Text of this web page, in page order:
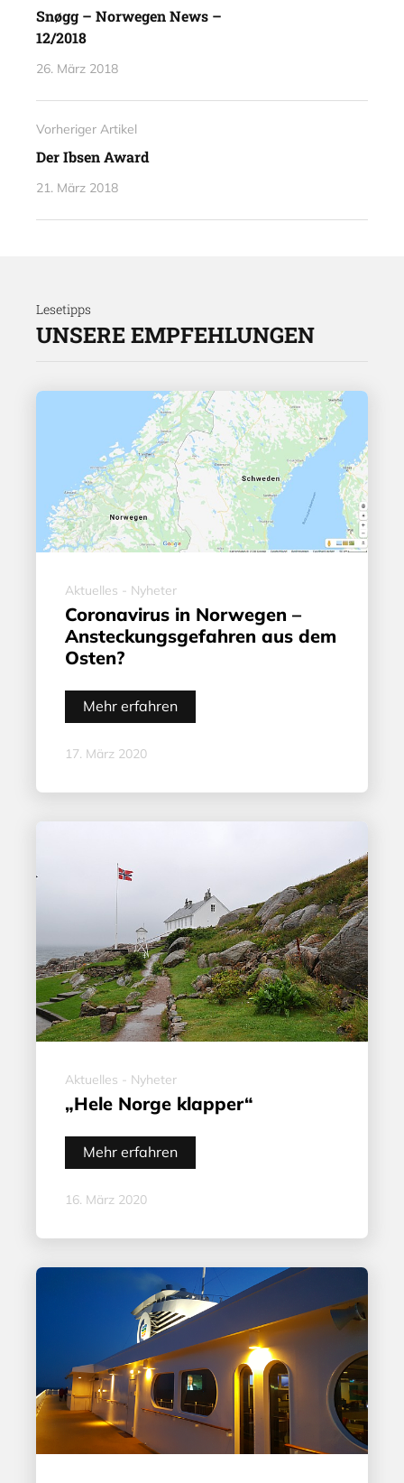
Snøgg – Norwegen News –
12/2018
26. März 2018
Vorheriger Artikel
Der Ibsen Award
21. März 2018
Lesetipps
UNSERE EMPFEHLUNGEN
Aktuelles - Nyheter
Coronavirus in Norwegen –
Ansteckungsgefahren aus dem
Osten?
Mehr erfahren
17. März 2020
Aktuelles - Nyheter
„Hele Norge klapper“
Mehr erfahren
16. März 2020